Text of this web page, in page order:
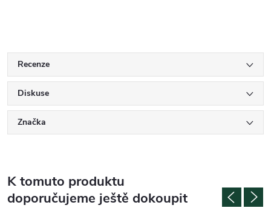
Recenze
Diskuse
Značka
K tomuto produktu
doporučujeme ještě dokoupit